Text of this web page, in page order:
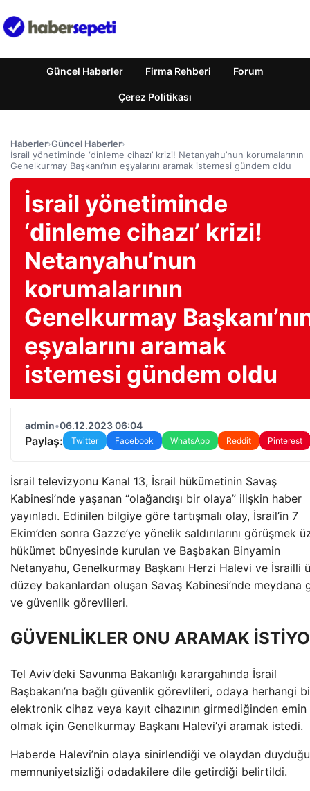
Güncel Haberler Firma Rehberi Forum
Çerez Politikası
Haberler›Güncel Haberler›
İsrail yönetiminde ‘dinleme cihazı’ krizi! Netanyahu’nun korumalarının
Genelkurmay Başkanı’nın eşyalarını aramak istemesi gündem oldu
İsrail yönetiminde
‘dinleme cihazı’ krizi!
Netanyahu’nun
korumalarının
Genelkurmay
eşyalarını aramak
istemesi gündem oldu
admin•06.12.2023 06:04
Paylaş: Twitter Facebook WhatsApp Reddit Pinterest
İsrail televizyonu Kanal 13, İsrail hükümetinin Savaş
Kabinesi’nde yaşanan “olağandışı bir olaya” ilişkin haber
yayınladı. Edinilen bilgiye göre tartışmalı olay, İsrail’in 7
Ekim’den sonra Gazze’ye yönelik saldırılarını görüşmek
hükümet bünyesinde kurulan ve Başbakan Binyamin
Netanyahu, Genelkurmay Başkanı Herzi Halevi ve İsrailli
düzey bakanlardan oluşan Savaş Kabinesi’nde meydana
ve güvenlik görevlileri.
GÜVENLİKLER ONU ARAMAK
Tel Aviv’deki Savunma Bakanlığı karargahında İsrail
Başbakanı’na bağlı güvenlik görevlileri, odaya herhangi
elektronik cihaz veya kayıt cihazının girmediğinden emin
olmak için Genelkurmay Başkanı Halevi’yi aramak istedi.
Haberde Halevi’nin olaya sinirlendiği ve olaydan duyduğu
memnuniyetsizliği odadakilere dile getirdiği belirtildi.